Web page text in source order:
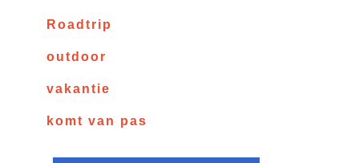
Roadtrip
outdoor
vakantie
komt van pas